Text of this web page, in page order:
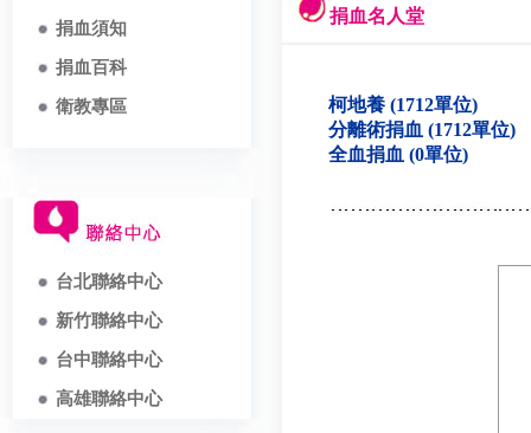
捐血須知
捐血百科
衛教專區
台北聯絡中心
新竹聯絡中心
台中聯絡中心
高雄聯絡中心
捐血名人堂
柯地養 (1712單位)
分離術捐血 (1712單位)
全血捐血 (0單位)